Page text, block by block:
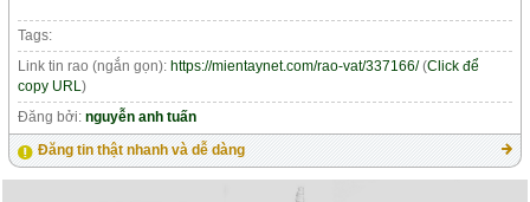
Tags:
Link tin rao (ngắn gọn):https://mientaynet.com/rao-vat/337166/(Click để
copy URL)
Đăng bởi:nguyễn anh tuấn
Đăng tin thật nhanh và dễ dàng